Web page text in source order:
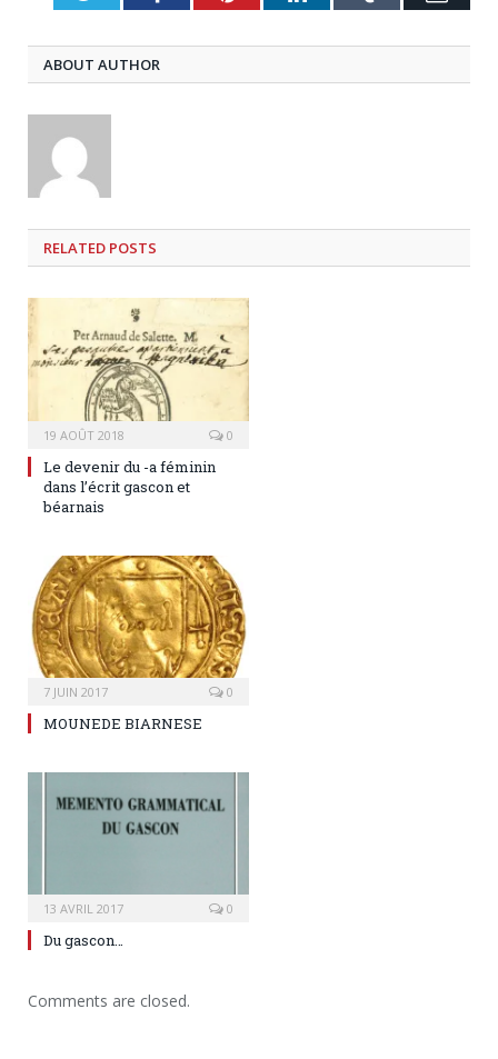
ABOUT AUTHOR
RELATED POSTS
19 AOÛT 2018 0
Le devenir du -a féminin
dans l’écrit gascon et
béarnais
7 JUIN 2017 0
MOUNEDE BIARNESE
13 AVRIL 2017 0
Du gascon…
Comments are closed.